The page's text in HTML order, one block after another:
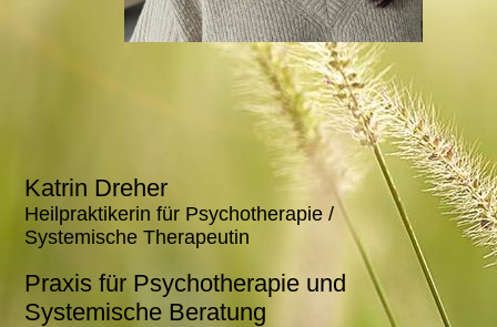
Katrin Dreher
Heilpraktikerin für Psychotherapie /
Systemische Therapeutin
Praxis für Psychotherapie und
Systemische Beratung